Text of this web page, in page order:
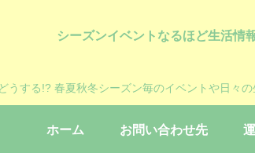
シーズンイベントなるほど生活情
うする!? 春夏秋冬シーズン毎のイベントや日々
ホーム お問い合わせ先